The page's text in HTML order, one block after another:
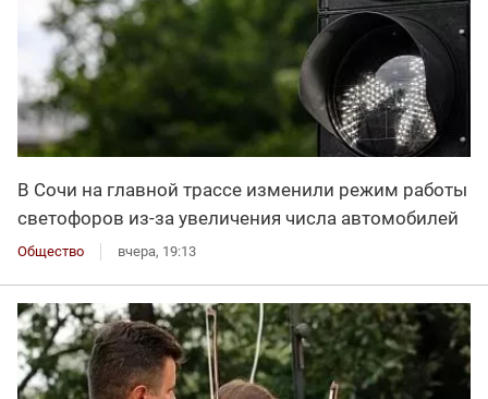
В Сочи на главной трассе изменили режим работы
светофоров из-за увеличения числа автомобилей
Общество вчера, 19:13